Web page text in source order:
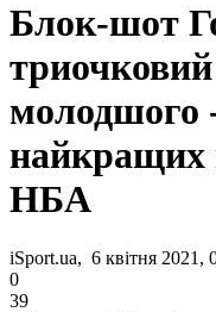
Блок-шот
молодшого
найкращих
НБА
iSport.ua, 6 квітня 2021,
0
39